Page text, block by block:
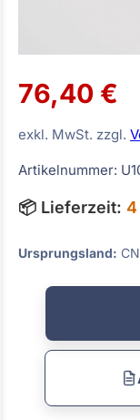
76,40 €
exkl. MwSt. zzgl.
Artikelnummer:
📦 Lieferzeit:
Ursprungsland: CN